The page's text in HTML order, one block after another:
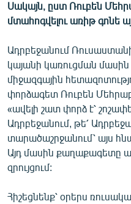
ԲԱՆԱՎԵՃ
ՓՈԴՔԱՍԹ
Հայերեն
English
Русский
ՀԵՏԵՎԵՔ ՄԵԶ
Սակայն, ըստ Ռուբեն
մտահոգվելու առիթ գոնե
Ադրբեջանում
կայանի կառուցման
միջազգային
փորձագետ Ռուբեն
«ավելի շատ փորձ է՝
Ադրբեջանում, թե՛
տարածաշրջանում՝ այս
Այդ մասին քաղաքագետը
զրույցում:
Հիշեցնենք՝ օրերս